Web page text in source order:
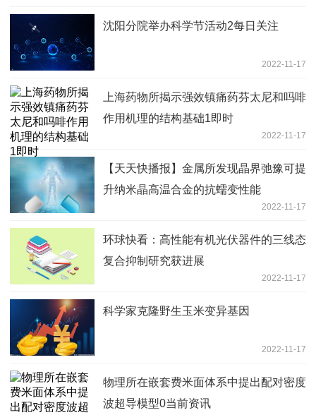
沈阳分院举办科学节活动2每日关注
2022-11-17
上海药物所揭示强效镇痛药芬太尼和吗啡
作用机理的结构基础1即时
2022-11-17
【天天快播报】金属所发现晶界弛豫可提
升纳米晶高温合金的抗蠕变性能
2022-11-17
环球快看：高性能有机光伏器件的三线态
复合抑制研究获进展
2022-11-17
科学家克隆野生玉米变异基因
2022-11-17
物理所在嵌套费米面体系中提出配对密度
波超导模型0当前资讯